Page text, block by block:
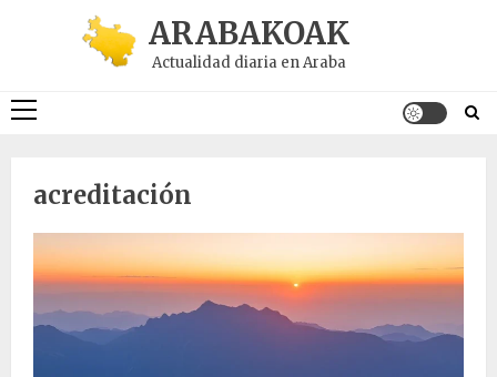
ARABAKOAK
Actualidad diaria en Araba
Menú
acreditación